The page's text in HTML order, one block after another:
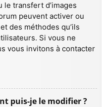
le transfert d’images
peuvent activer ou
des méthodes qu’ils
Si vous ne
vous invitons à contacter
puis-je le modifier ?